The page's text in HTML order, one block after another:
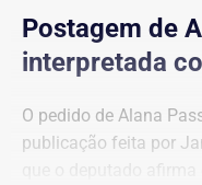
Postagem de
interpretada
O pedido de Alana
publicação feita por